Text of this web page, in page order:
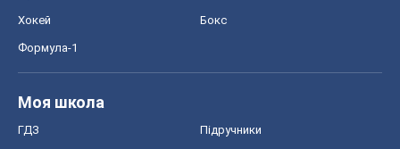
Хокей Бокс
Формула-1
Моя школа
ГДЗ Підручники